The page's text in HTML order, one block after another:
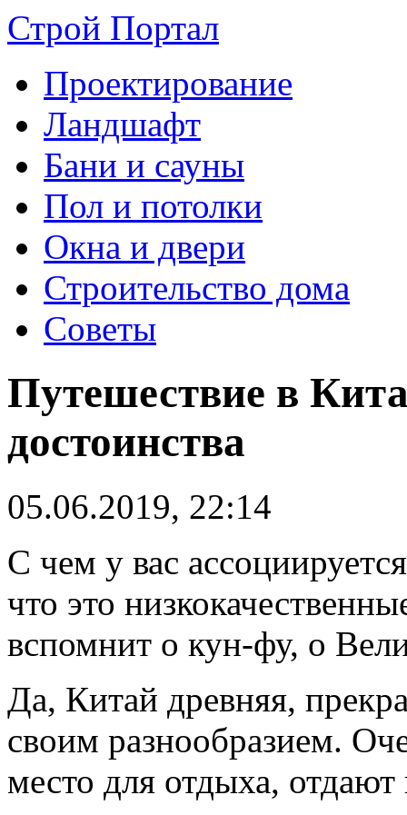
Строй Портал
Проектирование
Ландшафт
Бани и сауны
Пол и потолки
Окна и двери
Строительство дома
Советы
Путешествие в
достоинства
05.06.2019, 22:14
С чем у вас
что это
вспомнит о кун-фу, о
Да, Китай древняя,
своим разнообразием.
место для отдыха,